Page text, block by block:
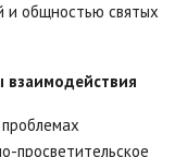
и общностью святых
просветительское